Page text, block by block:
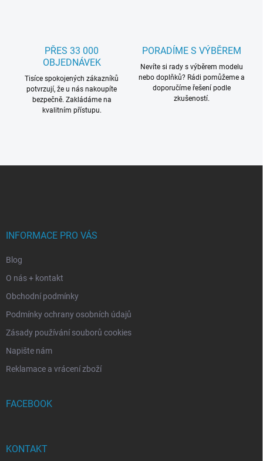
PŘES 33 000
OBJEDNÁVEK
Tisíce spokojených zákazníků
potvrzují, že u nás nakoupíte
bezpečně. Zakládáme na
kvalitním přístupu.
PORADÍME S VÝBĚREM
Nevíte si rady s výběrem modelu
nebo doplňků? Rádi pomůžeme a
doporučíme řešení podle
zkušeností.
INFORMACE PRO VÁS
Blog
O nás + kontakt
Obchodní podmínky
Podmínky ochrany osobních údajů
Zásady používání souborů cookies
Napište nám
Reklamace a vrácení zboží
FACEBOOK
KONTAKT